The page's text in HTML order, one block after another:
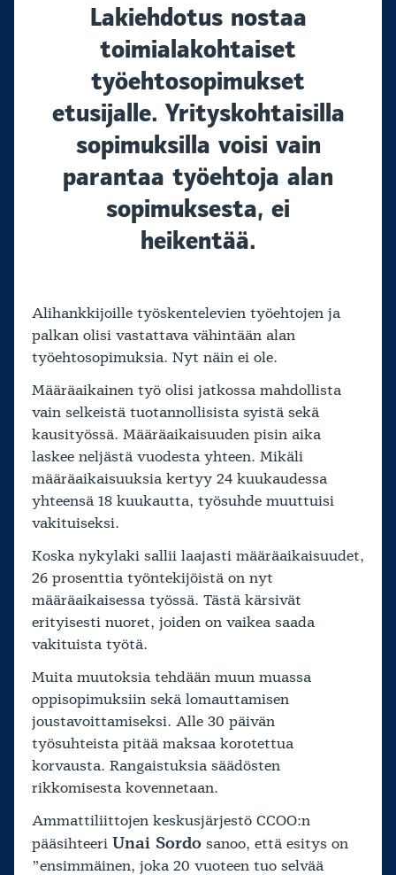
Lakiehdotus nostaa
toimialakohtaiset
työehtosopimukset
etusijalle. Yrityskohtaisilla
sopimuksilla voisi vain
parantaa työehtoja alan
sopimuksesta, ei
heikentää.
Alihankkijoille työskentelevien työehtojen ja
palkan olisi vastattava vähintään alan
työehtosopimuksia. Nyt näin ei ole.
Määräaikainen työ olisi jatkossa mahdollista
vain selkeistä tuotannollisista syistä sekä
kausityössä. Määräaikaisuuden pisin aika
laskee neljästä vuodesta yhteen. Mikäli
määräaikaisuuksia kertyy 24 kuukaudessa
yhteensä 18 kuukautta, työsuhde muuttuisi
vakituiseksi.
Koska nykylaki sallii laajasti määräaikaisuudet,
26 prosenttia työntekijöistä on nyt
määräaikaisessa työssä. Tästä kärsivät
erityisesti nuoret, joiden on vaikea saada
vakituista työtä.
Muita muutoksia tehdään muun muassa
oppisopimuksiin sekä lomauttamisen
joustavoittamiseksi. Alle 30 päivän
työsuhteista pitää maksaa korotettua
korvausta. Rangaistuksia säädösten
rikkomisesta kovennetaan.
Ammattiliittojen keskusjärjestö CCOO:n
pääsihteeri Unai Sordo sanoo, että esitys on
”ensimmäinen, joka 20 vuoteen tuo selvää